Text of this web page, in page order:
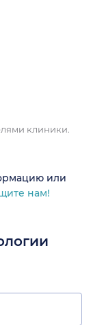
клиники.
или
нам!